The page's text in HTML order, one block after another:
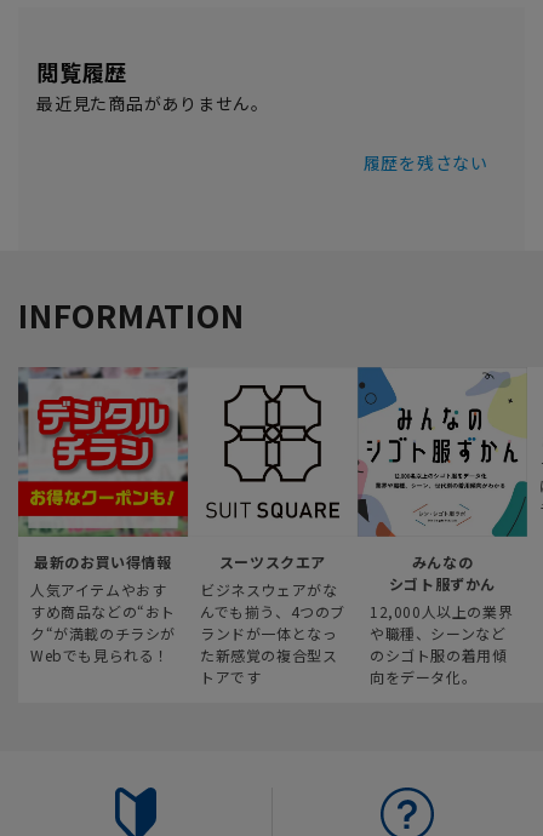
閲覧履歴
最近見た商品がありません。
履歴を残さない
INFORMATION
最新のお買い得情報
人気アイテムやおす
すめ商品などの“おト
ク“が満載のチラシが
Webでも見られる！
スーツスクエア
ビジネスウェアがな
んでも揃う、4つのブ
ランドが一体となっ
た新感覚の複合型ス
トアです
みんなの
シゴト服ずかん
12,000人以上の業界
や職種、シーンなど
のシゴト服の着用傾
向をデータ化。